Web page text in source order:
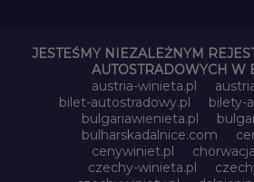
JESTEŚMY NIEZALEŻNYM
AUTOSTRADOWYCH W
austria-winieta.pl
bilet-autostradowy.pl
bilety-
bulgariawienieta.pl
bulharskadalnice.com
cenywiniet.pl
czechy-winieta.pl